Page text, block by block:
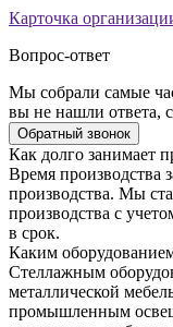
Карточка
Вопрос-ответ
Мы собрали самые
вы не нашли ответа,
Обратный звонок
Как долго занимает
Время производства
производства. Мы
производства с
в срок.
Каким
Стеллажным
металлической
промышленным